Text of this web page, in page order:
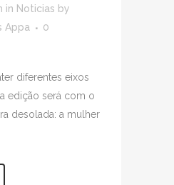
in Noticias by
Appa
0
diferentes eixos
edição será com o
desolada: a mulher